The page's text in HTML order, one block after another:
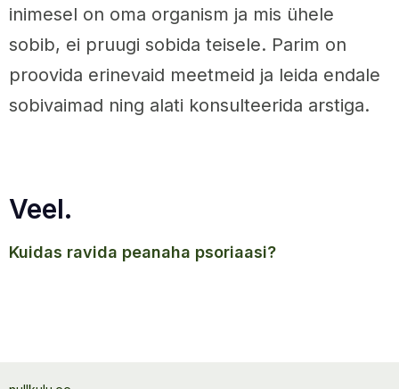
inimesel on oma organism ja mis ühele
sobib, ei pruugi sobida teisele. Parim on
proovida erinevaid meetmeid ja leida endale
sobivaimad ning alati konsulteerida arstiga.
Veel.
kuidas ravida peanaha psoriaasi?